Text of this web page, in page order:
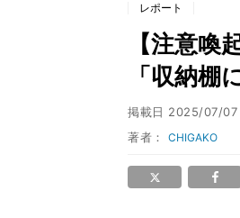
レポート
【注意
「収納棚
掲載日 2025/07/07
著者：CHIGAKO